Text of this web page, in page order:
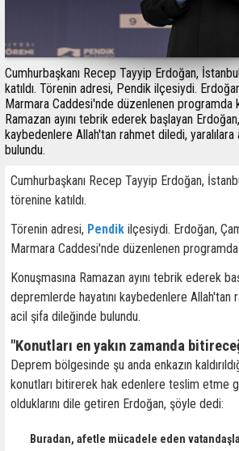
Cumhurbaşkanı Recep Tayyip Erdoğan,
katıldı. Törenin adresi, Pendik ilçesiydi.
Marmara Caddesi'nde düzenlenen programda
Ramazan ayını tebrik ederek başlayan
kaybedenlere Allah'tan rahmet diledi,
bulundu.
Cumhurbaşkanı Recep Tayyip Erdoğan,
törenine katıldı.
Törenin adresi, Pendik ilçesiydi. Erdoğan,
Marmara Caddesi'nde düzenlenen
Konuşmasına Ramazan ayını tebrik ederek
depremlerde hayatını kaybedenlere Allah'tan
acil şifa dileğinde bulundu.
"Konutları en yakın zamanda
Deprem bölgesinde şu anda enkazın
konutları bitirerek hak edenlere teslim etme
olduklarını dile getiren Erdoğan, şöyle dedi:
Buradan, afetle mücadele eden